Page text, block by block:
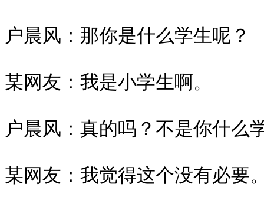
户晨风：那你是什么学生呢？
某网友：我是小学生啊。
户晨风：真的吗？不是你什么
某网友：我觉得这个没有必要